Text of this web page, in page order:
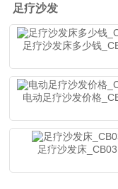
足疗沙发
足疗沙发床多少钱
电动足疗沙发价格
足疗沙发床